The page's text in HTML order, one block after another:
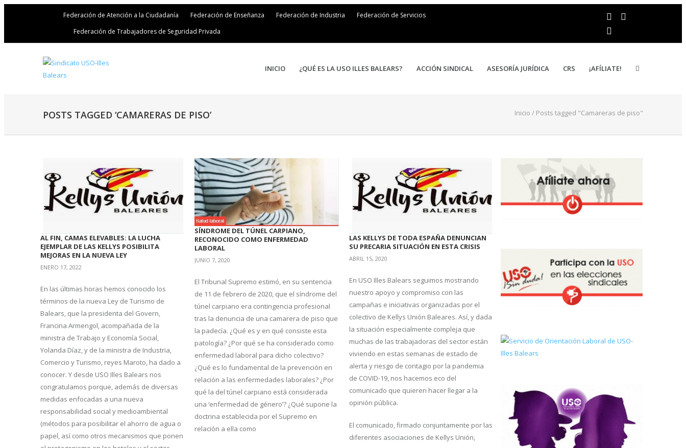
Federación de Atención a la Ciudadanía Federación de Enseñanza Federación de Industria
Federación de Servicios
Federación de Trabajadores de Seguridad Privada
INICIO ¿QUÉ ES LA USO ILLES BALEARS? ACCIÓN SINDICAL ASESORÍA JURÍDICA CRS ¡AFÍLIATE!
POSTS TAGGED ‘CAMARERAS DE PISO’ Inicio / Posts tagged "Camareras de piso"
AL FIN, CAMAS ELEVABLES: LA LUCHA
EJEMPLAR DE LAS KELLYS POSIBILITA
MEJORAS EN LA NUEVA LEY
ENERO 17, 2022
En las últimas horas hemos conocido los
términos de la nueva Ley de Turismo de
Balears, que la presidenta del Govern,
Francina Armengol, acompañada de la
ministra de Trabajo y Economía Social,
Yolanda Díaz, y de la ministra de Industria,
Comercio y Turismo, reyes Maroto, ha dado a
conocer. Y desde USO Illes Balears nos
congratulamos porque, además de diversas
medidas enfocadas a una nueva
responsabilidad social y medioambiental
(métodos para posibilitar el ahorro de agua o
papel, así como otros mecanismos que ponen
SÍNDROME DEL TÚNEL CARPIANO,
RECONOCIDO COMO ENFERMEDAD
LABORAL
JUNIO 7, 2020
El Tribunal Supremo estimó, en su sentencia
de 11 de febrero de 2020, que el síndrome del
túnel carpiano era contingencia profesional
tras la denuncia de una camarera de piso que
la padecía. ¿Qué es y en qué consiste esta
patología? ¿Por qué se ha considerado como
enfermedad laboral para dicho colectivo?
¿Qué es lo fundamental de la prevención en
relación a las enfermedades laborales? ¿Por
qué la del túnel carpiano está considerada
una ‘enfermedad de género’? ¿Qué supone la
doctrina establecida por el Supremo en
relación a ella como
LAS KELLYS DE TODA ESPAÑA DENUNCIAN
SU PRECARIA SITUACIÓN EN ESTA CRISIS
ABRIL 15, 2020
En USO Illes Balears seguimos mostrando
nuestro apoyo y compromiso con las
campañas e iniciativas organizadas por el
colectivo de Kellys Unión Baleares. Así, y dada
la situación especialmente compleja que
muchas de las trabajadoras del sector están
viviendo en estas semanas de estado de
alerta y riesgo de contagio por la pandemia
de COVID-19, nos hacemos eco del
comunicado que quieren hacer llegar a la
opinión pública.
El comunicado, firmado conjuntamente por las
diferentes asociaciones de Kellys Unión,